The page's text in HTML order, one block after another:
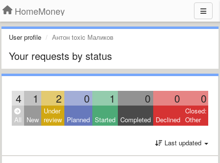
HomeMoney
User profile Антон toxic Маликов
Your requests by status
4 1 2 0 1 0 0 0
All New
Under
review Planned Started Completed Declined
Closed:
Other
Last updated